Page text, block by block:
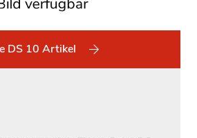
DS 10 Artikel